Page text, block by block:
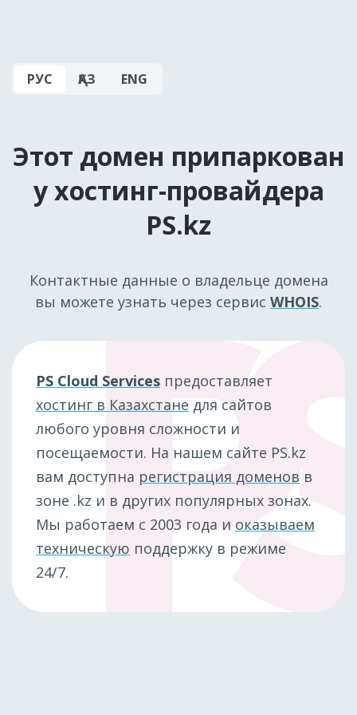
РУС ҚАЗ ENG
Этот домен припаркован
у хостинг-провайдера
PS.kz
Контактные данные о владельце домена
вы можете узнать через сервис WHOIS.
PS Cloud Services предоставляет
хостинг в Казахстане для сайтов
любого уровня сложности и
посещаемости. На нашем сайте PS.kz
вам доступна регистрация доменов в
зоне .kz и в других популярных зонах.
Мы работаем с 2003 года и оказываем
техническую поддержку в режиме
24/7.